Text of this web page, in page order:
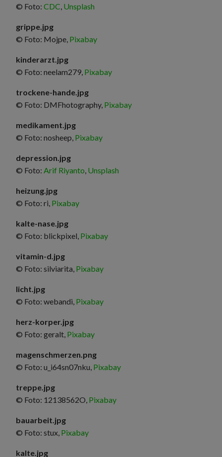
© Foto: CDC, Unsplash
grippe.jpg
© Foto: Mojpe, Pixabay
kinderarzt.jpg
© Foto: neelam279, Pixabay
trockene-hande.jpg
© Foto: DMFhotography, Pixabay
medikament.jpg
© Foto: nosheep, Pixabay
depression.jpg
© Foto: Arif Riyanto, Unsplash
heizung.jpg
© Foto: ri, Pixabay
kalte-nase.jpg
© Foto: blickpixel, Pixabay
vitamin-d.jpg
© Foto: silviarita, Pixabay
licht.jpg
© Foto: webandi, Pixabay
herz-korper.jpg
© Foto: geralt, Pixabay
magenschmerzen.png
© Foto: u_i64sn07nku, Pixabay
treppe.jpg
© Foto: 12138562O, Pixabay
bauarbeit.jpg
© Foto: stux, Pixabay
kalte.jpg